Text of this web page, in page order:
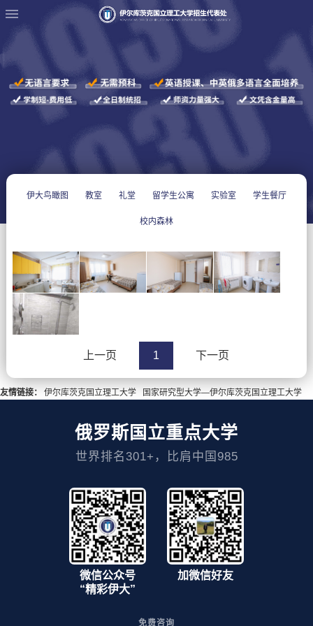
伊大鸟瞰图 教室 礼堂 留学生公寓 实验室 学生餐厅
校内森林
上一页 1 下一页
友情链接： 伊尔库茨克国立理工大学 国家研究型大学—伊尔库茨克国立理工大学
俄罗斯国立重点大学
世界排名301+，比肩中国985
微信公众号
“精彩伊大”
加微信好友
免费咨询